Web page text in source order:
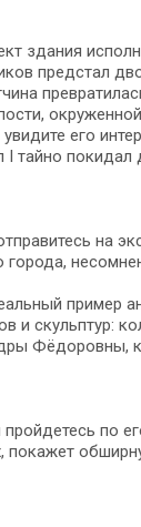
здания
предстал
его
тайно покидал
на
пример
и скульптур:
Фёдоровны,
по
покажет